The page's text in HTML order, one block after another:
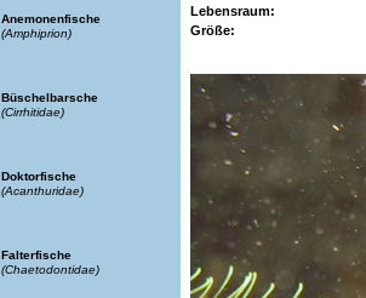
Anemonenfische
(Amphiprion)
Büschelbarsche
(Cirrhitidae)
Doktorfische
(Acanthuridae)
Falterfische
(Chaetodontidae)
Lebensraum:
Größe: